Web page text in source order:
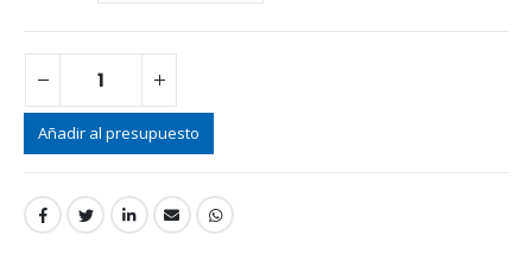
Añadir al presupuesto